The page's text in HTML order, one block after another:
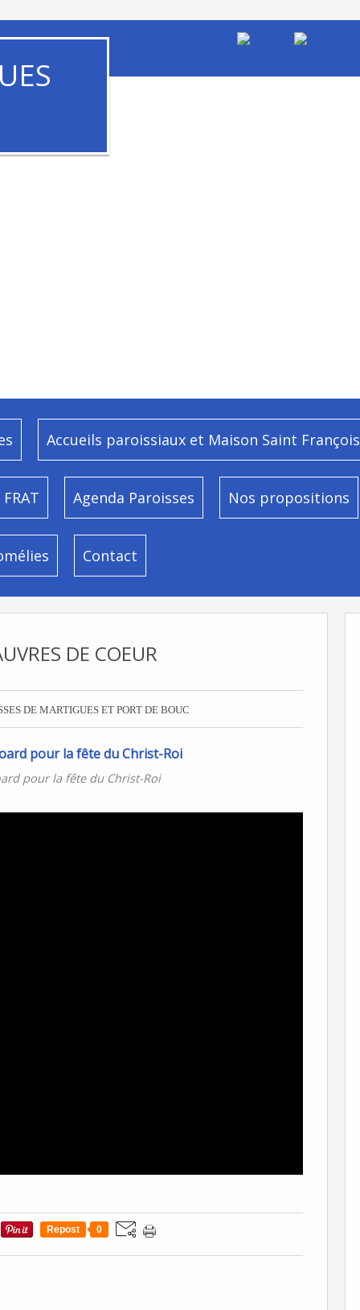
Accueils paroissiaux et Maison Saint François
FRAT Agenda Paroisses Nos propositions
Contact
DE COEUR
DE MARTIGUES ET PORT DE BOUC
pour la fête du Christ-Roi
Repost 0